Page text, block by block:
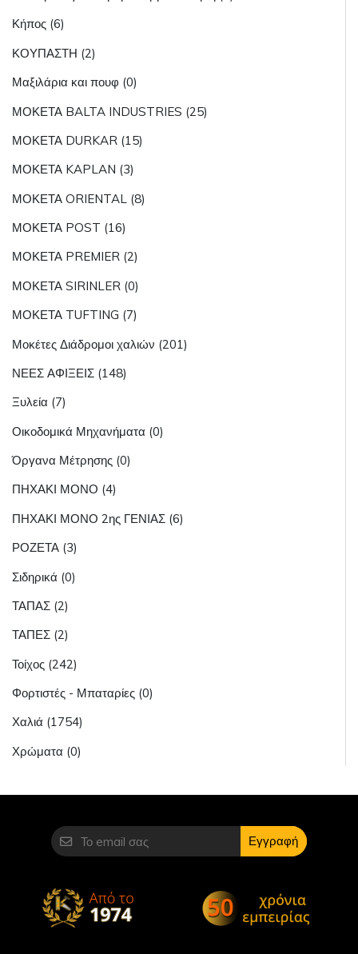
Κήπος (6)
ΚΟΥΠΑΣΤΗ (2)
Μαξιλάρια και πουφ (0)
ΜΟΚΕΤΑ BALTA INDUSTRIES (25)
ΜΟΚΕΤΑ DURKAR (15)
ΜΟΚΕΤΑ KAPLAN (3)
ΜΟΚΕΤΑ ORIENTAL (8)
ΜΟΚΕΤΑ POST (16)
ΜΟΚΕΤΑ PREMIER (2)
ΜΟΚΕΤΑ SIRINLER (0)
ΜΟΚΕΤΑ TUFTING (7)
Μοκέτες Διάδρομοι χαλιών (201)
ΝΕΕΣ ΑΦΙΞΕΙΣ (148)
Ξυλεία (7)
Οικοδομικά Μηχανήματα (0)
Όργανα Μέτρησης (0)
ΠΗΧΑΚΙ ΜΟΝΟ (4)
ΠΗΧΑΚΙ ΜΟΝΟ 2ης ΓΕΝΙΑΣ (6)
ΡΟΖΕΤΑ (3)
Σιδηρικά (0)
ΤΑΠΑΣ (2)
ΤΑΠΕΣ (2)
Τοίχος (242)
Φορτιστές - Μπαταρίες (0)
Χαλιά (1754)
Χρώματα (0)
Εγγραφή